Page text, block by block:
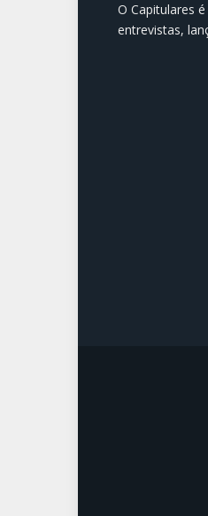
O Capitulares
entrevistas,